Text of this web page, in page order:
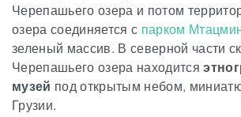
Черепашьего озера и потом
озера соединяется с парком
зеленый массив. В северной части
Черепашьего озера находится
музей под открытым небом,
Грузии.